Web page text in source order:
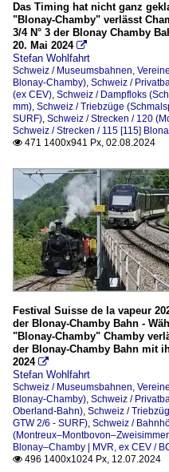
Das Timing hat nicht ganz
"Blonay-Chamby" verlässt
3/4 N° 3 der Blonay Chamby
20. Mai 2024 
Stefan Wohlfahrt
Schweiz / Museumsbahnen,
Blonay-Chamby), Schweiz /
(ex CEV), Schweiz / Dampfloks
mm), Schweiz / Triebzüge
SURF), Schweiz / Strecken / 120
Schweiz / Strecken / 115 [115]
 471 1400x941 Px, 02.08.2024
Festival Suisse de la vapeur
der Blonay-Chamby Bahn -
"Blonay-Chamby" Chamby
der Blonay-Chamby Bahn mit
2024 
Stefan Wohlfahrt
Schweiz / Museumsbahnen,
Blonay-Chamby), Schweiz /
Oberland-Bahn), Schweiz /
GTW 2/6 - SURF), Schweiz /
Blonay–Chamby | MVR, ex CEV /
 496 1400x1024 Px, 12.07.2024